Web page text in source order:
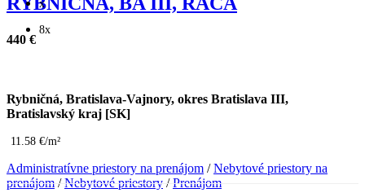
x
8x
440 €
Rybničná, Bratislava-Vajnory, okres Bratislava III,
Bratislavský kraj [SK]
11.58 €/m²
Administratívne priestory na prenájom /Nebytové priestory na
prenájom /Nebytové priestory /Prenájom